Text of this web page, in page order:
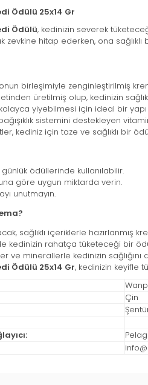
Ödülü 25x14 Gr
Ödülü, kedinizin severek
hitap ederken, ona sağlıklı
birleşimiyle zenginleştirilmiş
üretilmiş olup, kedinizin
yiyebilmesi için ideal bir
sistemini destekleyen
kediniz için taze ve sağlıklı bir
ödüllerinde kullanılabilir.
göre uygun miktarda verin.
unutmayın.
sağlıklı içeriklerle hazırlanmış
kedinizin rahatça tüketeceği bir
ve minerallerle kedinizin sağlığını
Ödülü 25x14 Gr, kedinizin keyifle
Çin